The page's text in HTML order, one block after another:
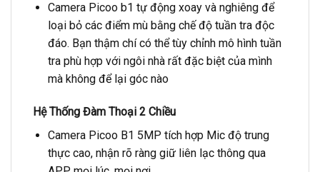
Camera Picoo b1 tự động xoay và nghiêng để
loại bỏ các điểm mù bằng chế độ tuần tra độc
đáo. Bạn thậm chí có thể tùy chỉnh mô hình tuần
tra phù hợp với ngôi nhà rất đặc biệt của mình
mà không để lại góc nào
Hệ Thống Đàm Thoại 2 Chiều
Camera Picoo B1 5MP tích hợp Mic độ trung
thực cao, nhận rõ ràng giữ liên lạc thông qua